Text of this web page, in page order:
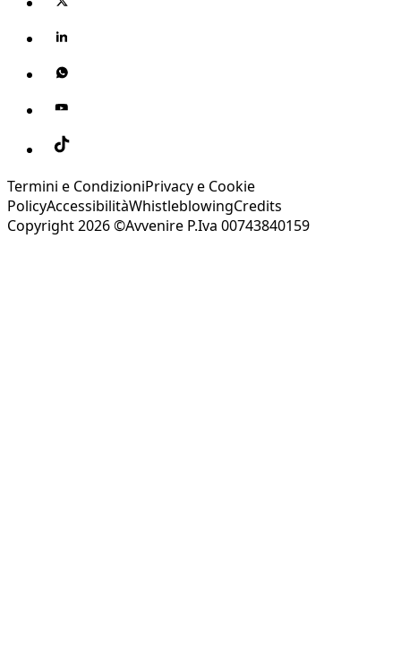
Termini e CondizioniPrivacy e Cookie
PolicyAccessibilitàWhistleblowingCredits
Copyright 2026 ©Avvenire P.Iva 00743840159